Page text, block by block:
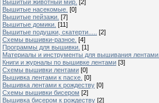
Вышитый животный мир. [2]
Вышитые насекомые. [0]
Вышитые пейзажи. [7]
Вышитые домики. [11]
Вышитые подушки, скатерти.....
[2]
Схемы вышивки-разное. [4]
Программы для вышивки. [1]
Материалы и инструменты для вышивания лентами.
Книги и журналы по вышивке лентами [3]
Схемы вышивки лентами [0]
Вышивка лентами к пасхе. [0]
Вышивка лентами к рождеству [0]
Схемы вышивки бисером [2]
Вышивка бисером к рождеству [2]